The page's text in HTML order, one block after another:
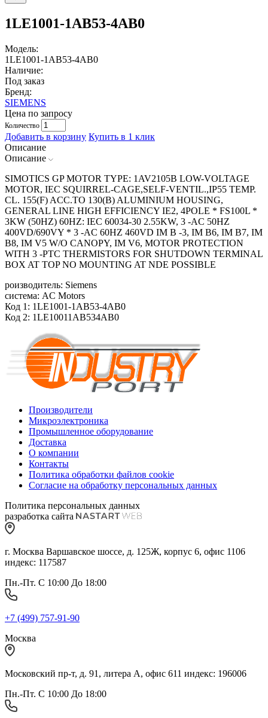
1LE1001-1AB53-4AB0
Модель:
1LE1001-1AB53-4AB0
Наличие:
Под заказ
Бренд:
SIEMENS
Цена по запросу
Количество
Добавить в корзину Купить в 1 клик
Описание
Описание
SIMOTICS GP MOTOR TYPE: 1AV2105B LOW-VOLTAGE
MOTOR, IEC SQUIRREL-CAGE,SELF-VENTIL.,IP55 TEMP.
CL. 155(F) ACC.TO 130(B) ALUMINIUM HOUSING,
GENERAL LINE HIGH EFFICIENCY IE2, 4POLE * FS100L *
3KW (50HZ) 60HZ: IEC 60034-30 2.55KW, 3 -AC 50HZ
400VD/690VY * 3 -AC 60HZ 460VD IM B -3, IM B6, IM B7, IM
B8, IM V5 W/O CANOPY, IM V6, MOTOR PROTECTION
WITH 3 -PTC THERMISTORS FOR SHUTDOWN TERMINAL
BOX AT TOP NO MOUNTING AT NDE POSSIBLE
роизводитель: Siemens
система: AC Motors
Код 1: 1LE1001-1AB53-4AB0
Код 2: 1LE10011AB534AB0
Производители
Микроэлектроника
Промышленное оборудование
Доставка
О компании
Контакты
Политика обработки файлов cookie
Согласие на обработку персональных данных
Политика персональных данных
разработка сайта
г. Москва Варшавское шоссе, д. 125Ж, корпус 6, офис 1106
индекс: 117587
Пн.-Пт. С 10:00 До 18:00
+7 (499) 757-91-90
Москва
Московский пр-т, д. 91, литера А, офис 611 индекс: 196006
Пн.-Пт. С 10:00 До 18:00